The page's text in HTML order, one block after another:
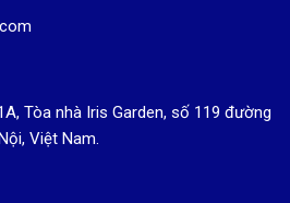
Tòa nhà Iris Garden, số 119 đường
Việt Nam.